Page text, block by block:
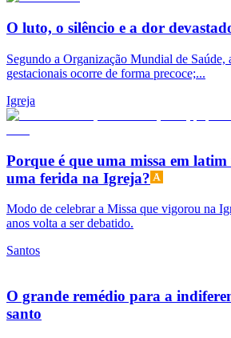
O luto, o silêncio e a dor
Segundo a Organização Mundial de Saúde,
gestacionais ocorre de forma precoce;...
Igreja
Porque é que uma missa em
uma ferida na Igreja?
Modo de celebrar a Missa que vigorou na
anos volta a ser debatido.
Santos
O grande remédio para a
santo